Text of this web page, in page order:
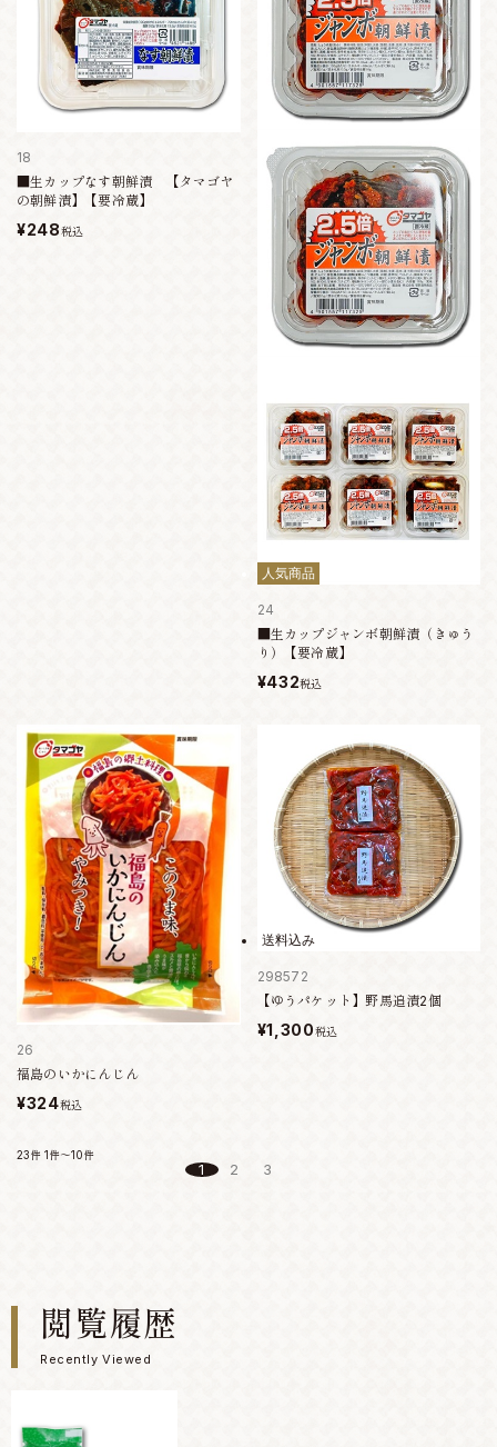
18
■生カップなす朝鮮漬 【タマゴヤ
の朝鮮漬】【要冷蔵】
¥248税込
人気商品
24
■生カップジャンボ朝鮮漬（きゅう
り）【要冷蔵】
¥432税込
26
福島のいかにんじん
¥324税込
送料込み
298572
【ゆうパケット】野馬追漬2個
¥1,300税込
23件 1件～10件
1 2 3
閲覧履歴
Recently Viewed